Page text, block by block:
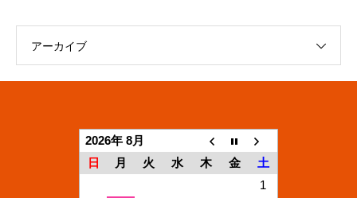
アーカイブ
2026年 8月
日
月 火 水 木 金
土
1